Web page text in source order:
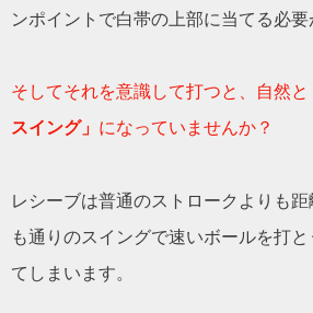
ンポイントで白帯の上部に当てる必要
そしてそれを意識して打つと、自然と
スイング」 になっていませんか？
レシーブは普通のストロークよりも
も通りのスイングで速いボールを打
てしまいます。